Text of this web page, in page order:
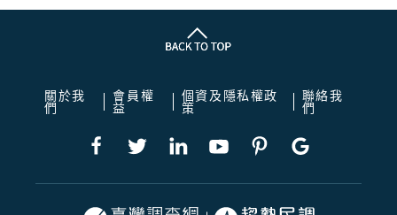
關於我
們
會員權
益
個資及隱私權政
策
聯絡我
們